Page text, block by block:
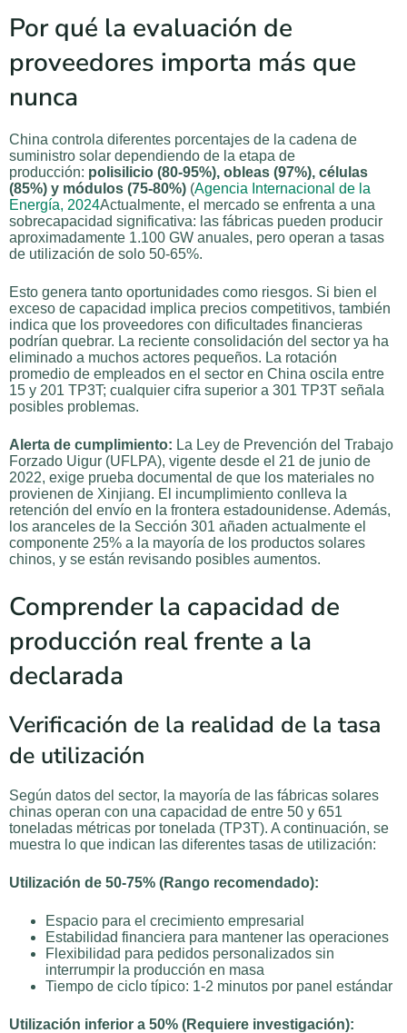
Por qué la evaluación de
proveedores importa más que
nunca
China controla diferentes porcentajes de la cadena de
suministro solar dependiendo de la etapa de
producción: polisilicio (80-95%), obleas (97%), células
(85%) y módulos (75-80%) (Agencia Internacional de la
Energía, 2024Actualmente, el mercado se enfrenta a una
sobrecapacidad significativa: las fábricas pueden producir
aproximadamente 1.100 GW anuales, pero operan a tasas
de utilización de solo 50-65%.
Esto genera tanto oportunidades como riesgos. Si bien el
exceso de capacidad implica precios competitivos, también
indica que los proveedores con dificultades financieras
podrían quebrar. La reciente consolidación del sector ya ha
eliminado a muchos actores pequeños. La rotación
promedio de empleados en el sector en China oscila entre
15 y 201 TP3T; cualquier cifra superior a 301 TP3T señala
posibles problemas.
Alerta de cumplimiento: La Ley de Prevención del Trabajo
Forzado Uigur (UFLPA), vigente desde el 21 de junio de
2022, exige prueba documental de que los materiales no
provienen de Xinjiang. El incumplimiento conlleva la
retención del envío en la frontera estadounidense. Además,
los aranceles de la Sección 301 añaden actualmente el
componente 25% a la mayoría de los productos solares
chinos, y se están revisando posibles aumentos.
Comprender la capacidad de
producción real frente a la
declarada
Verificación de la realidad de la tasa
de utilización
Según datos del sector, la mayoría de las fábricas solares
chinas operan con una capacidad de entre 50 y 651
toneladas métricas por tonelada (TP3T). A continuación, se
muestra lo que indican las diferentes tasas de utilización:
Utilización de 50-75% (Rango recomendado):
Espacio para el crecimiento empresarial
Estabilidad financiera para mantener las operaciones
Flexibilidad para pedidos personalizados sin
interrumpir la producción en masa
Tiempo de ciclo típico: 1-2 minutos por panel estándar
Utilización inferior a 50% (Requiere investigación):